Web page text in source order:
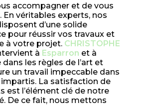
accompagner et de vous
En véritables experts, nos
d’une solide
pour réussir vos travaux et
à votre projet. CHRISTOPHE
à Esparron et à
les règles de l’art et
un travail impeccable dans
impartis. La satisfaction de
est l’élément clé de notre
De ce fait, nous mettons